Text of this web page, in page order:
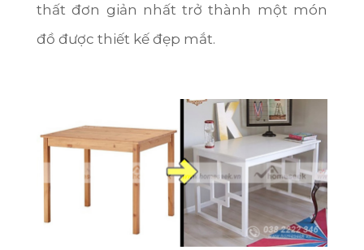
Đồng Tháp
Sóc Trăng
Quảng Trị
Trà Vinh
Hậu Giang
thất đơn giản nhất trở thành một món
đồ được thiết kế đẹp mắt.